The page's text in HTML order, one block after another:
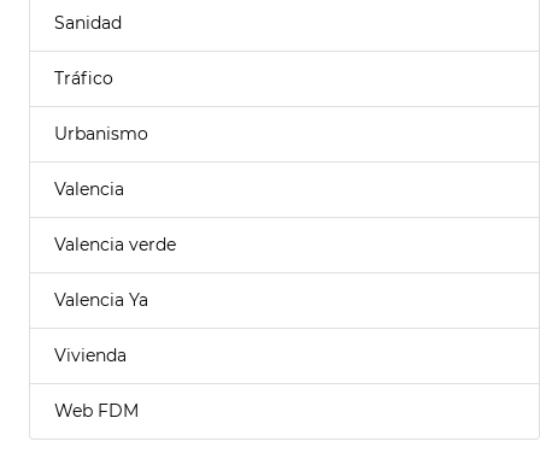
Sanidad
Tráfico
Urbanismo
Valencia
Valencia verde
Valencia Ya
Vivienda
Web FDM